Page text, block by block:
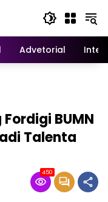
Advetorial
BUMN
Talenta
450